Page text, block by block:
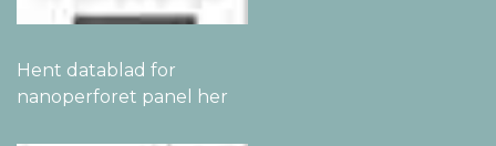
Hent datablad for
nanoperforet panel her